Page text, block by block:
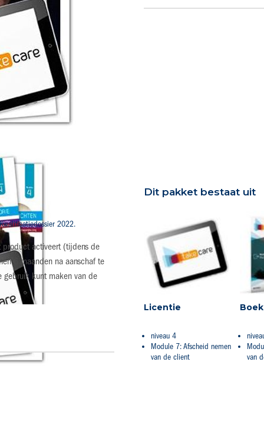
2022.
activeert (tijdens de
6 maanden na aanschaf te
gebruik kunt maken van de
Dit pakket bestaat uit
Licentie
niveau 4
Module 7: Afscheid nemen
van de client
van